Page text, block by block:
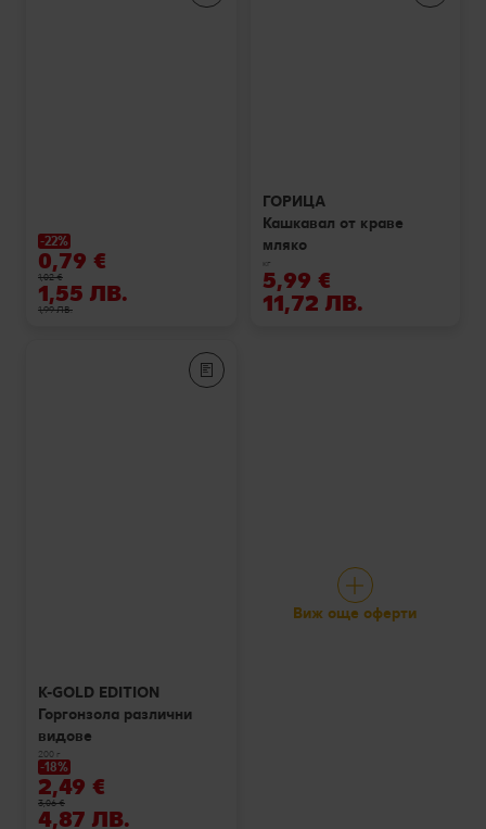
-22%
0,79 €
1,02 €
1,55 ЛВ.
1,99 ЛВ.
ГОРИЦА
Кашкавал от краве
мляко
кг
5,99 €
11,72 ЛВ.
K-GOLD EDITION
Горгонзола различни
видове
200 г
-18%
2,49 €
3,06 €
4,87 ЛВ.
Виж още оферти